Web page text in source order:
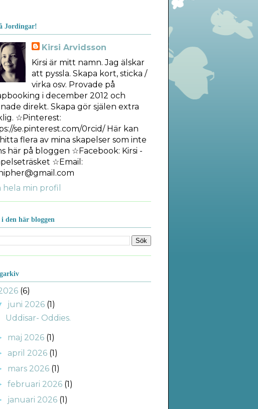
Jordingar!
Kirsi Arvidsson
Kirsi är mitt namn. Jag älskar
att pyssla. Skapa kort, sticka /
virka osv. Provade på
i december 2012 och
direkt. Skapa gör själen extra
☆Pinterest:
se.pinterest.com/0rcid/ Här kan
flera av mina skapelser som inte
här på bloggen ☆Facebook: Kirsi -
☆Email:
hela min profil
den här bloggen
(6)
juni 2026 (1)
Uddisar- Oddies.
maj 2026 (1)
april 2026 (1)
mars 2026 (1)
februari 2026 (1)
januari 2026 (1)